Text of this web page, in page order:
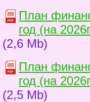
План
год (на
(2,6 Mb)
План
год (на
(2,5 Mb)